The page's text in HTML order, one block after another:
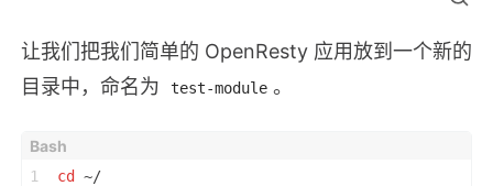
让我们把我们简单的 OpenResty 应用放到一个新的
目录中，命名为
test-module 。
1
cd
~/